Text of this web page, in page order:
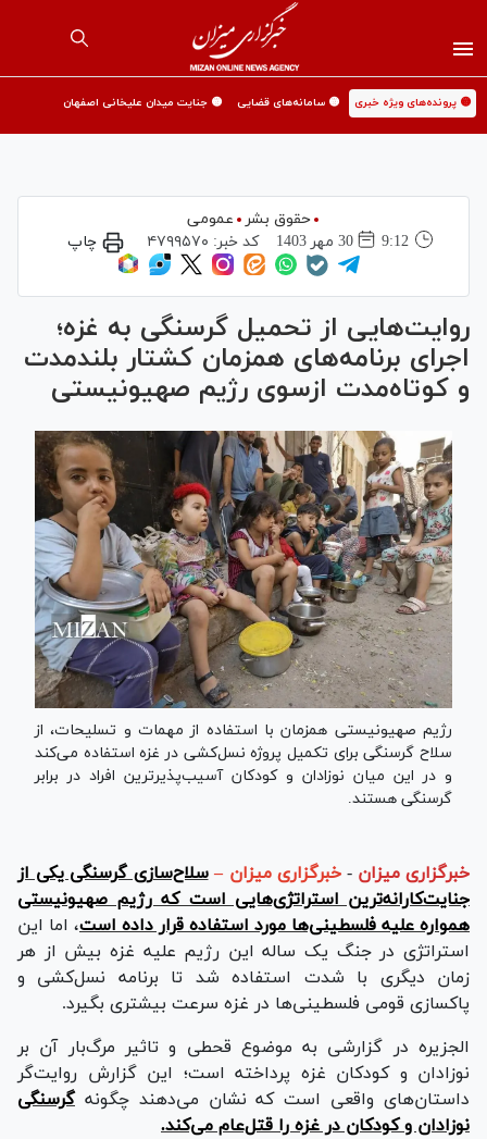
🟡 پرونده‌های ویژه خبری 🟡 سامانه‌های قضایی 🟡 جنایت میدان علیخانی اصفهان
حقوق بشر
عمومی
9:12
30 مهر 1403 کد خبر: ۴۷۹۹۵۷۰ چاپ
روایت‌هایی از تحمیل گرسنگی به غزه؛
اجرای برنامه‌های همزمان کشتار بلندمدت
و کوتاه‌مدت ازسوی رژیم صهیونیستی
رژیم صهیونیستی همزمان با استفاده از مهمات و تسلیحات، از
سلاح گرسنگی برای تکمیل پروژه نسل‌کشی در غزه استفاده می‌کند
و در این میان نوزادان و کودکان آسیب‌پذیرترین افراد در برابر
گرسنگی هستند.
خبرگزاری میزان - خبرگزاری میزان – سلاح‌سازی گرسنگی یکی از
جنایت‌کارانه‌ترین استراتژی‌هایی است که رژیم صهیونیستی
همواره علیه فلسطینی‌ها مورد استفاده قرار داده است، اما این
استراتژی در جنگ یک ساله این رژیم علیه غزه بیش از هر
زمان دیگری با شدت استفاده شد تا برنامه نسل‌کشی و
پاکسازی قومی فلسطینی‌ها در غزه سرعت بیشتری بگیرد.
الجزیره در گزارشی به موضوع قحطی و تاثیر مرگ‌بار آن بر
نوزادان و کودکان غزه پرداخته است؛ این گزارش روایت‌گر
داستان‌های واقعی است که نشان می‌دهند چگونهگرسنگی
نوزادان و کودکان در غزه را قتل‌عام می‌کند.